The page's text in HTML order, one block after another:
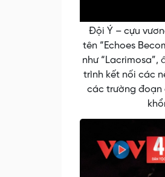
Đội Ý – cựu
tên “Echoes
như “Lacrimosa”,
trình kết nối các
các trường đoạn